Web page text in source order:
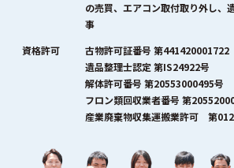
の売買、エアコン取付取り外し、
事
資格許可
古物許可証番号 第441420001722
遺品整理士認定 第IS24922号
解体許可番号 第20553000495号
フロン類回収業者番号 第
産業廃棄物収集運搬業許可 第